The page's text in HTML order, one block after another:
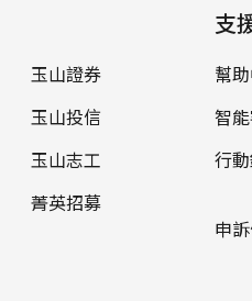
玉山證券
玉山投信
玉山志工
菁英招募
支
幫
智
行
申